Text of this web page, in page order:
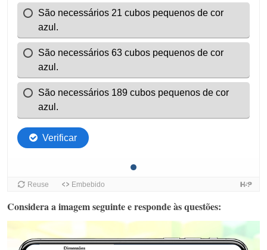
Considera a imagem seguinte e responde às questões: